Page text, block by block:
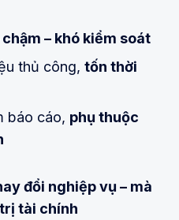
chậm – khó kiểm soát
thủ công, tốn thời
báo cáo, phụ thuộc
đổi nghiệp vụ – mà
tài chính